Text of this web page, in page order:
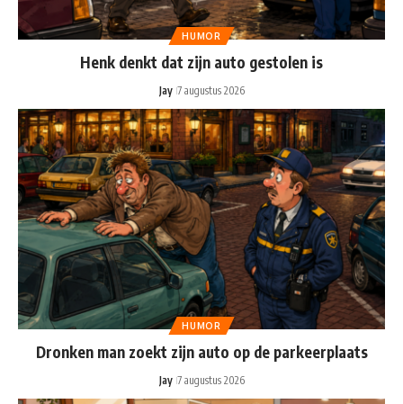
HUMOR
Henk denkt dat zijn auto gestolen is
Jay 7 augustus 2026
HUMOR
Dronken man zoekt zijn auto op de parkeerplaats
Jay 7 augustus 2026